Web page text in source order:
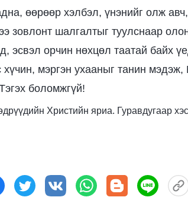
өөрөөр хэлбэл, үнэнийг олж
зовлонт шалгалтыг туулснаар
эсвэл орчин нөхцөл таатай байх
мэргэн ухааныг танин мэдэж,
боломжгүй!
Христийн яриа. Гуравдугаар